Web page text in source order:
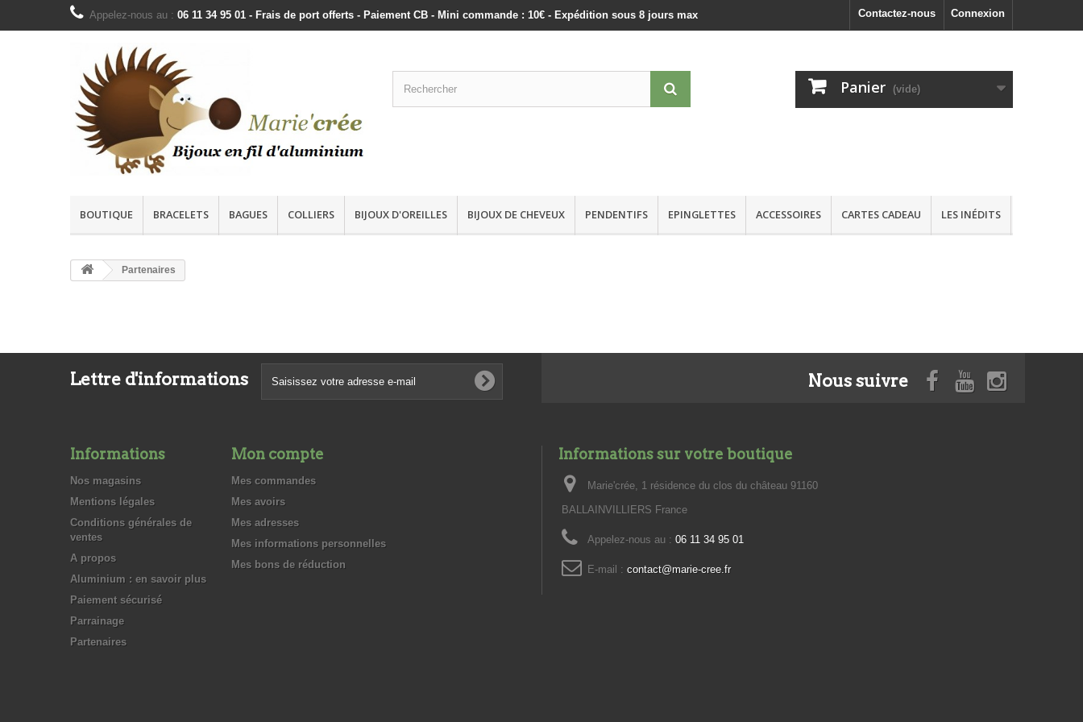
Connexion
Contactez-nous
Appelez-nous au : 06 11 34 95 01 - Frais de port offerts - Paiement CB - Mini commande : 10€ - Expédition sous 8 jours max
Panier (vide)
BOUTIQUE BRACELETS BAGUES COLLIERS BIJOUX D'OREILLES BIJOUX DE CHEVEUX PENDENTIFS EPINGLETTES ACCESSOIRES CARTES CADEAU LES INÉDITS
Partenaires
Lettre d'informations Nous suivre
Informations
Nos magasins
Mentions légales
Conditions générales de
ventes
A propos
Aluminium : en savoir plus
Paiement sécurisé
Parrainage
Partenaires
Mon compte
Mes commandes
Mes avoirs
Mes adresses
Mes informations personnelles
Mes bons de réduction
Informations sur votre boutique
Marie'crée, 1 résidence du clos du château 91160
BALLAINVILLIERS France
Appelez-nous au : 06 11 34 95 01
E-mail : contact@marie-cree.fr